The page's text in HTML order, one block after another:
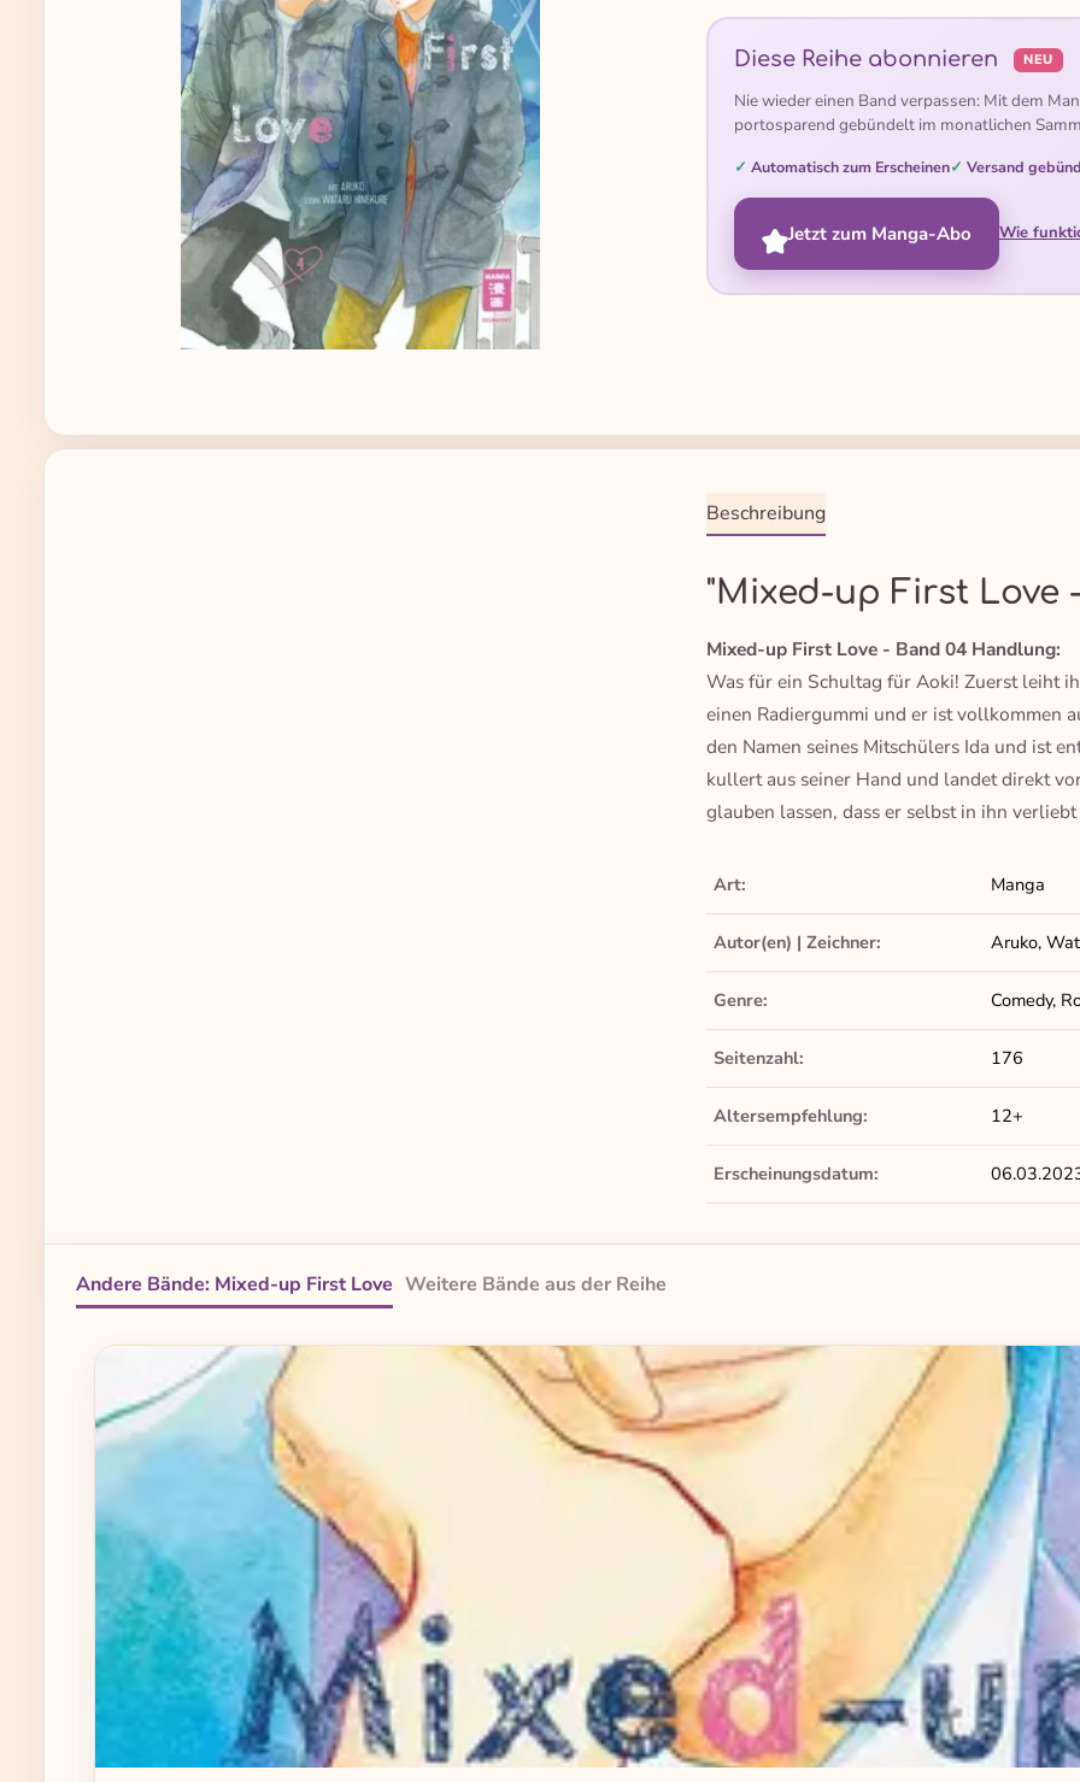
Diese Reihe abonnieren NEU
Nie wieder einen Band verpassen: Mit dem
portosparend gebündelt im monatlichen
Automatisch zum Erscheinen Versand
Jetzt zum Manga-Abo Wie
Beschreibung
"Mixed-up First Love
Mixed-up First Love - Band 04 Handlung:
Was für ein Schultag für Aoki! Zuerst leiht
einen Radiergummi und er ist vollkommen
den Namen seines Mitschülers Ida und ist
kullert aus seiner Hand und landet direkt
glauben lassen, dass er selbst in ihn verliebt
Art: Manga
Autor(en) | Zeichner: Aruko,
Genre: Comedy,
Seitenzahl: 176
Altersempfehlung: 12+
Erscheinungsdatum:
Andere Bände: Mixed-up First Love Weitere Bände aus der Reihe
Produktgalerie überspringen